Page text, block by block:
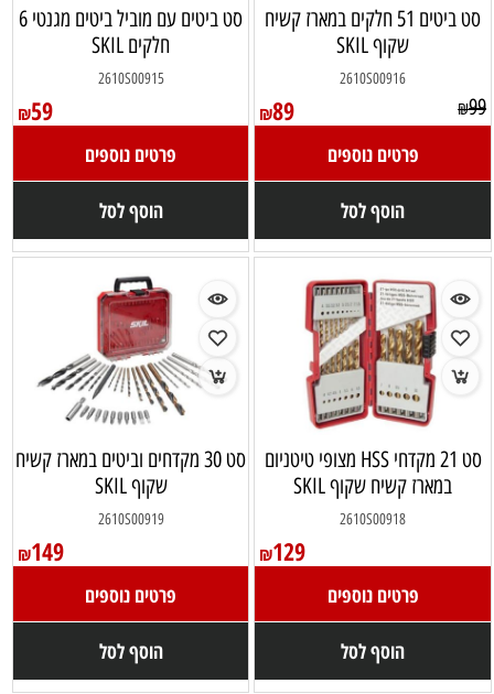
סט ביטים 51 חלקים במארז קשיח
שקוף SKIL
2610S00916
₪99
₪89
פרטים נוספים
הוסף לסל
סט ביטים עם מוביל ביטים מגנטי 6
חלקים SKIL
2610S00915
₪59
פרטים נוספים
הוסף לסל
סט 21 מקדחי HSS מצופי טיטניום
במארז קשיח שקוף SKIL
2610S00918
₪129
פרטים נוספים
הוסף לסל
סט 30 מקדחים וביטים במארז קשיח
שקוף SKIL
2610S00919
₪149
פרטים נוספים
הוסף לסל